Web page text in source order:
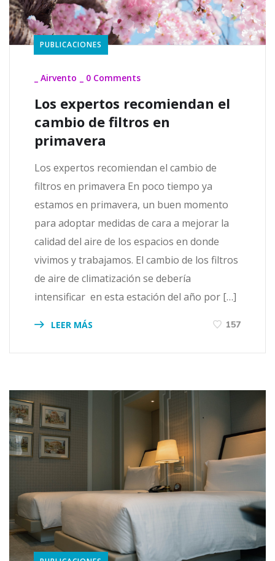
PUBLICACIONES
Airvento 0 Comments
Los expertos recomiendan el
cambio de filtros en
primavera
Los expertos recomiendan el cambio de
filtros en primavera En poco tiempo ya
estamos en primavera, un buen momento
para adoptar medidas de cara a mejorar la
calidad del aire de los espacios en donde
vivimos y trabajamos. El cambio de los filtros
de aire de climatización se debería
intensificar en esta estación del año por […]
LEER MÁS 157